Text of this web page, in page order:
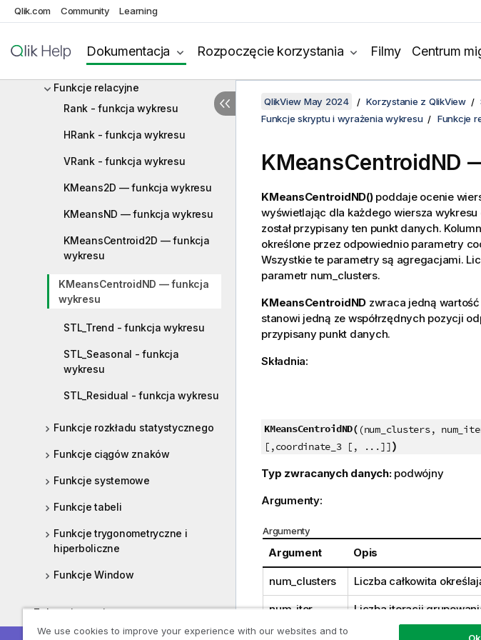
Qlik.com Community Learning
Dokumentacja Rozpoczęcie korzystania Filmy Centrum
Funkcje matematyczne
Funkcje zakresu
Funkcje relacyjne
Rank - funkcja wykresu
HRank - funkcja wykresu
VRank - funkcja wykresu
KMeans2D — funkcja wykresu
KMeansND — funkcja wykresu
KMeansCentroid2D — funkcja
wykresu
KMeansCentroidND — funkcja
wykresu
STL_Trend - funkcja wykresu
STL_Seasonal - funkcja
wykresu
STL_Residual - funkcja wykresu
Funkcje rozkładu statystycznego
Funkcje ciągów znaków
Funkcje systemowe
Funkcje tabeli
Funkcje trygonometryczne i
hiperboliczne
Funkcje Window
Zabezpieczenia
QlikView May 2024 Korzystanie z QlikView
Funkcje skryptu i wyrażenia wykresu
Funkcje
KMeansCentroidND
KMeansCentroidND()poddaje ocenie
wyświetlając dla każdego wiersza
został przypisany ten punkt danych.
określone przez odpowiednio parametry
Wszystkie te parametry są agregacjami.
parametr num_clusters.
KMeansCentroidND zwraca jedną
stanowi jedną ze współrzędnych pozycji
przypisany punkt danych.
Składnia:
KMeansCentroidND( (num_clusters,
[,coordinate_3 [, ...]])
Typ zwracanych danych: podwójny
Argumenty:
Argumenty
Argument Opis
num_clusters Liczba całkowita
num_iter
Liczba iteracji
We use cookies to improve your experience with our websites and to